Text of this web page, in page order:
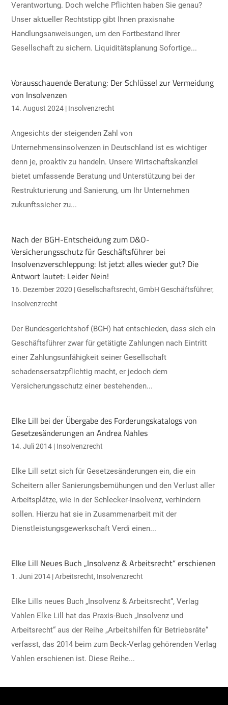
Verantwortung. Doch welche Pflichten haben Sie genau?
Unser aktueller Rechtstipp gibt Ihnen praxisnahe
Handlungsanweisungen, um den Fortbestand Ihrer
Gesellschaft zu sichern. Liquiditätsplanung Sofortige...
Vorausschauende Beratung: Der Schlüssel zur Vermeidung
von Insolvenzen
14. August 2024 | Insolvenzrecht
Angesichts der steigenden Zahl von
Unternehmensinsolvenzen in Deutschland ist es wichtiger
denn je, proaktiv zu handeln. Unsere Wirtschaftskanzlei
bietet umfassende Beratung und Unterstützung bei der
Restrukturierung und Sanierung, um Ihr Unternehmen
zukunftssicher zu...
Nach der BGH-Entscheidung zum D&O-
Versicherungsschutz für Geschäftsführer bei
Insolvenzverschleppung: Ist jetzt alles wieder gut? Die
Antwort lautet: Leider Nein!
16. Dezember 2020 |Gesellschaftsrecht,GmbH Geschäftsführer,
Insolvenzrecht
Der Bundesgerichtshof (BGH) hat entschieden, dass sich ein
Geschäftsführer zwar für getätigte Zahlungen nach Eintritt
einer Zahlungsunfähigkeit seiner Gesellschaft
schadensersatzpflichtig macht, er jedoch dem
Versicherungsschutz einer bestehenden...
Elke Lill bei der Übergabe des Forderungskatalogs von
Gesetzesänderungen an Andrea Nahles
14. Juli 2014 | Insolvenzrecht
Elke Lill setzt sich für Gesetzesänderungen ein, die ein
Scheitern aller Sanierungsbemühungen und den Verlust aller
Arbeitsplätze, wie in der Schlecker-Insolvenz, verhindern
sollen. Hierzu hat sie in Zusammenarbeit mit der
Dienstleistungsgewerkschaft Verdi einen...
Elke Lill Neues Buch „Insolvenz & Arbeitsrecht“ erschienen
1. Juni 2014 |Arbeitsrecht, Insolvenzrecht
Elke Lills neues Buch „Insolvenz & Arbeitsrecht“, Verlag
Vahlen Elke Lill hat das Praxis-Buch „Insolvenz und
Arbeitsrecht“ aus der Reihe „Arbeitshilfen für Betriebsräte“
verfasst, das 2014 beim zum Beck-Verlag gehörenden Verlag
Vahlen erschienen ist. Diese Reihe...